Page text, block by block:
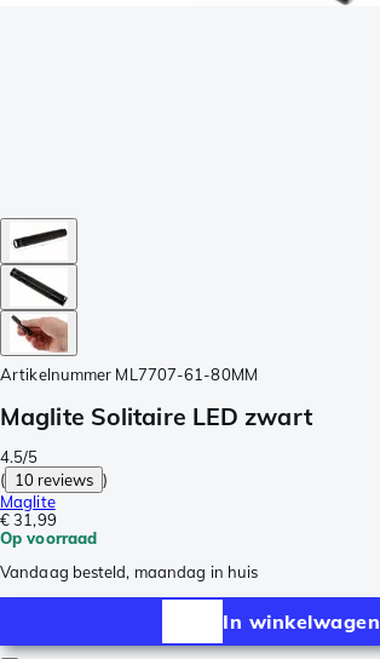
Artikelnummer ML7707-61-80MM
Maglite Solitaire LED zwart
4.5/5
( 10 reviews )
Maglite
€ 31,99
Op voorraad
Vandaag besteld, maandag in huis
In winkelwagen